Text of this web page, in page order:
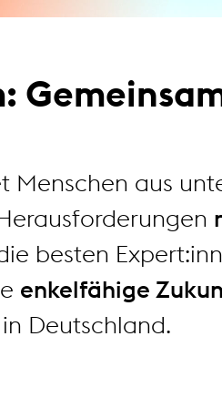
Menschen aus
besten
enkelfähige
Deutschland.